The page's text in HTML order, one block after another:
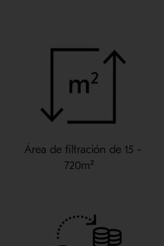
Área de filtración de 15 -
720m²